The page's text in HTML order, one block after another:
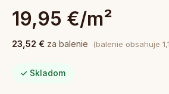
19,95 €/m²
23,52 € za balenie (balenie obsahuje
✓ Skladom